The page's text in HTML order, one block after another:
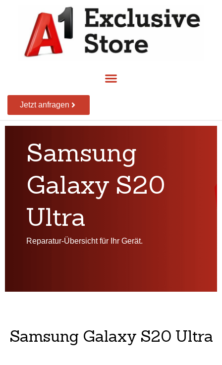
Jetzt anfragen
Samsung
Galaxy S20
Ultra
Reparatur-Übersicht für Ihr Gerät.
Samsung Galaxy S20 Ultra